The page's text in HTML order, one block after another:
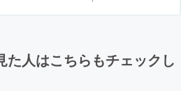
た人はこちらもチェックし